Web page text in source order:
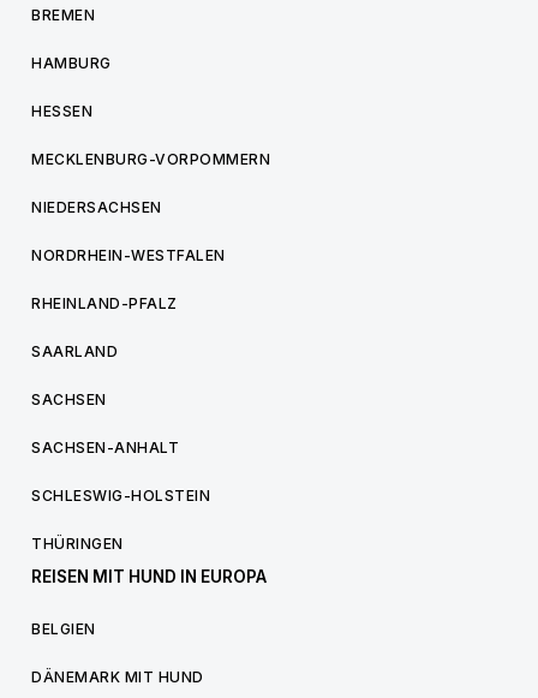
BREMEN
HAMBURG
HESSEN
MECKLENBURG-VORPOMMERN
NIEDERSACHSEN
NORDRHEIN-WESTFALEN
RHEINLAND-PFALZ
SAARLAND
SACHSEN
SACHSEN-ANHALT
SCHLESWIG-HOLSTEIN
THÜRINGEN
REISEN MIT HUND IN EUROPA
BELGIEN
DÄNEMARK MIT HUND